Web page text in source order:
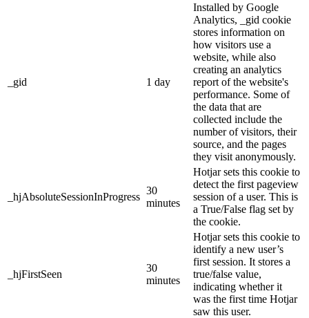
_gid 1 day
Installed by Google
Analytics, _gid cookie
stores information on
how visitors use a
website, while also
creating an analytics
report of the website's
performance. Some of
the data that are
collected include the
number of visitors, their
source, and the pages
they visit anonymously.
_hjAbsoluteSessionInProgress
30
minutes
Hotjar sets this cookie to
detect the first pageview
session of a user. This is
a True/False flag set by
the cookie.
_hjFirstSeen
30
minutes
Hotjar sets this cookie to
identify a new user’s
first session. It stores a
true/false value,
indicating whether it
was the first time Hotjar
saw this user.